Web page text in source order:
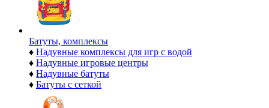
Батуты, комплексы
♦ Надувные комплексы для игр с водой
♦ Надувные игровые центры
♦ Надувные батуты
♦ Батуты с сеткой